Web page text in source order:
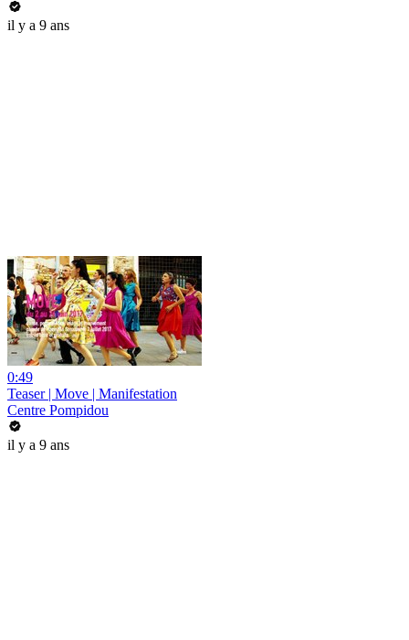
il y a 9 ans
0:49
Teaser | Move | Manifestation
Centre Pompidou
il y a 9 ans